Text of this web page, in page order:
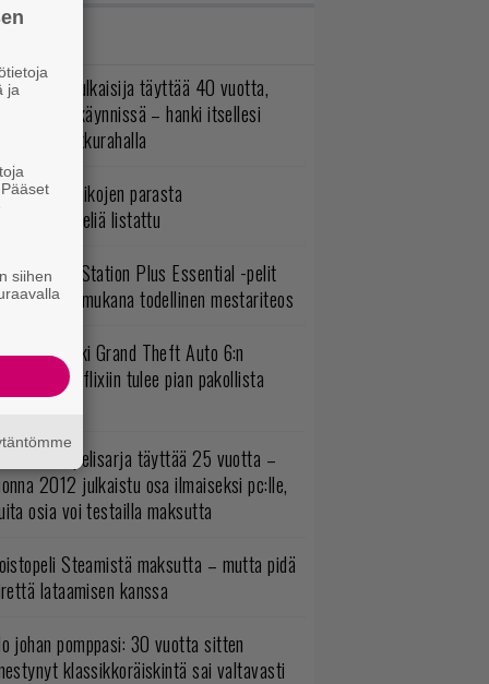
julkaisija täyttää 40 vuotta,
alet käynnissä – hanki itsellesi
pikkurahalla
kaikkien aikojen parasta
listattu
PlayStation Plus Essential -pelit
– mukana todellinen mestariteos
kaikki Grand Theft Auto 6:n
Netflixiin tulee pian pakollista
pelisarja täyttää 25 vuotta –
2012 julkaistu osa ilmaiseksi pc:lle,
osia voi testailla maksutta
Steamistä maksutta – mutta pidä
lataamisen kanssa
johan pomppasi: 30 vuotta sitten
klassikkoräiskintä sai valtavasti
ja
siihen